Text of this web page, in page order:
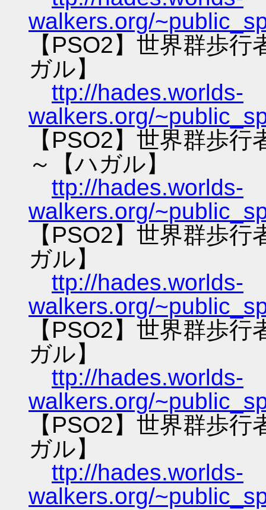
walkers.org/
【PSO2】世界群歩
ガル】
ttp://hades.worlds-
walkers.org/
【PSO2】世界群歩
～【ハガル】
ttp://hades.worlds-
walkers.org/
【PSO2】世界群歩
ガル】
ttp://hades.worlds-
walkers.org/
【PSO2】世界群歩
ガル】
ttp://hades.worlds-
walkers.org/
【PSO2】世界群歩
ガル】
ttp://hades.worlds-
walkers.org/